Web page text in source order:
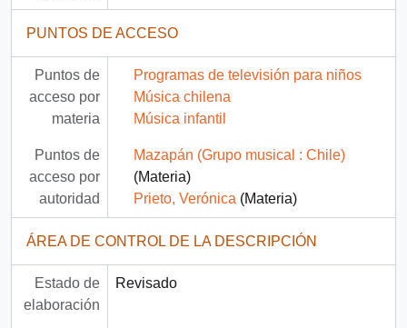
PUNTOS DE ACCESO
Puntos de
acceso por
materia
Programas de televisión para niños
Música chilena
Música infantil
Puntos de
acceso por
autoridad
Mazapán (Grupo musical : Chile)
(Materia)
Prieto, Verónica (Materia)
ÁREA DE CONTROL DE LA DESCRIPCIÓN
Estado de
elaboración
Revisado